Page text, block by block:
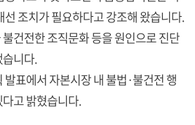
선 조치가 필요하다고 강조해 왔습니다.
건전한 조직문화 등을 원인으로 진단
니다.
표에서 자본시장 내 불법·불건전 행
고 밝혔습니다.